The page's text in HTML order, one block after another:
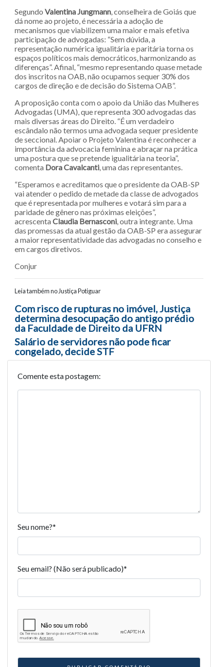
Segundo Valentina Jungmann, conselheira de Goiás que
dá nome ao projeto, é necessária a adoção de
mecanismos que viabilizem uma maior e mais efetiva
participação de advogadas: “Sem dúvida, a
representação numérica igualitária e paritária torna os
espaços políticos mais democráticos, harmonizando as
diferenças”. Afinal, “mesmo representando quase metade
dos inscritos na OAB, não ocupamos sequer 30% dos
cargos de direção e de decisão do Sistema OAB”.
A proposição conta com o apoio da União das Mulheres
Advogadas (UMA), que representa 300 advogadas das
mais diversas áreas do Direito. “É um verdadeiro
escândalo não termos uma advogada sequer presidente
de seccional. Apoiar o Projeto Valentina é reconhecer a
importância da advocacia feminina e abraçar na prática
uma postura que se pretende igualitária na teoria”,
comenta Dora Cavalcanti, uma das representantes.
“Esperamos e acreditamos que o presidente da OAB-SP
vai atender o pedido de metade da classe de advogados
que é representada por mulheres e votará sim para a
paridade de gênero nas próximas eleições”,
acrescenta Claudia Bernasconi, outra integrante. Uma
das promessas da atual gestão da OAB-SP era assegurar
a maior representatividade das advogadas no conselho e
em cargos diretivos.
Conjur
Leia também no Justiça Potiguar
Navegação entre posts
Com risco de rupturas no imóvel, Justiça
determina desocupação do antigo prédio
da Faculdade de Direito da UFRN
Salário de servidores não pode ficar
congelado, decide STF
Comente esta postagem:
Seu nome?*
Seu email? (Não será publicado)*